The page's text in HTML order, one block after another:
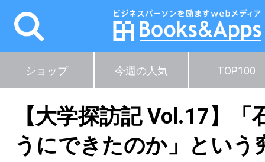
ショップ 今週の人気 TOP100
【大学探訪記 Vol.17】「
うにできたのか」という